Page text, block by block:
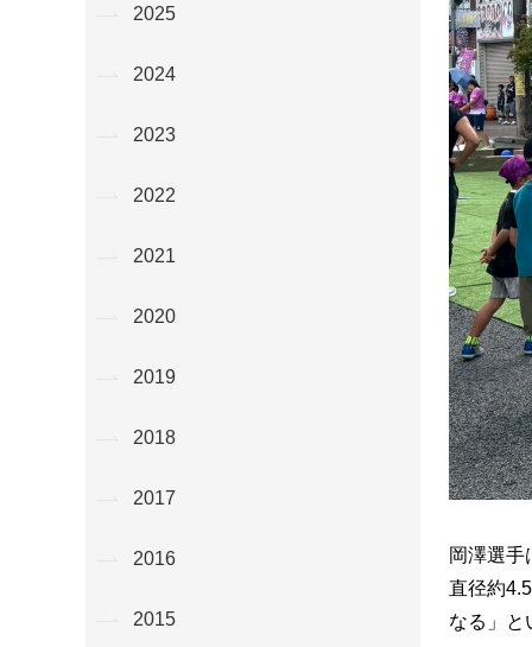
岡澤選手
直径約
なる」と
2025
2024
2023
2022
2021
2020
2019
2018
2017
2016
2015